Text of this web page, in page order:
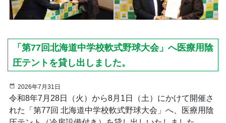
「第77回北海道中学校軟式野球大会」へ医療用陰
圧テントを貸し出しました。
2026年7月31日
令和8年7月28日（火）から8月1日（土）にかけて開催さ
れた「第77回 北海道中学校軟式野球大会」へ、医療用陰